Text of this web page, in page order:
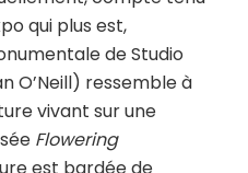
qui plus est,
de Studio
O’Neill) ressemble à
vivant sur une
Flowering
est bardée de